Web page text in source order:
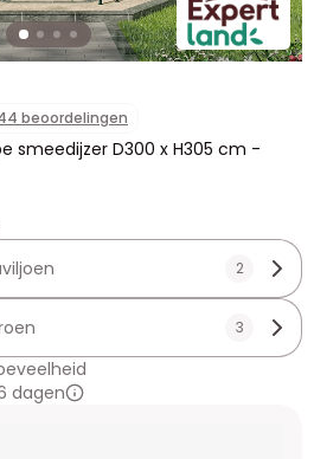
beoordelingen
smeedijzer D300 x H305 cm -
2
3
dagen